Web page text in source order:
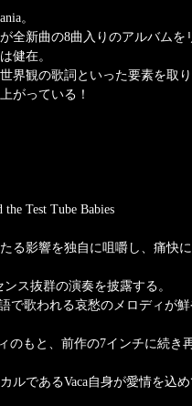
。
全新曲の8曲入りのアルバムを
健在。
界観の歌詞といった要素を取
がっている！
Test Tube Babies
る影響を独自に咀嚼し、痛快
ス抜群の演奏を披露する。
で歌われる哀愁のメロディが鮮
もと、前作の7インチに続き
であるVaca自身が愛情を込